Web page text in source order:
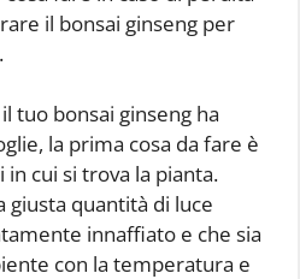
il bonsai ginseng per
tuo bonsai ginseng ha
la prima cosa da fare è
cui si trova la pianta.
giusta quantità di luce
innaffiato e che sia
con la temperatura e